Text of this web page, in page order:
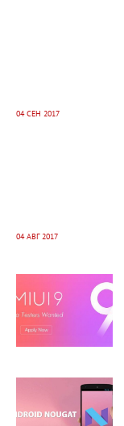
04 СЕН 2017
04 АВГ 2017